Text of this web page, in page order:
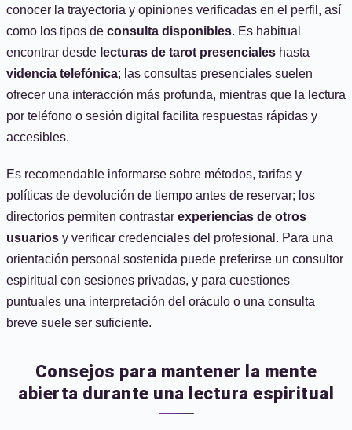
conocer la trayectoria y opiniones verificadas en el perfil, así
como los tipos de consulta disponibles. Es habitual
encontrar desde lecturas de tarot presenciales hasta
videncia telefónica; las consultas presenciales suelen
ofrecer una interacción más profunda, mientras que la lectura
por teléfono o sesión digital facilita respuestas rápidas y
accesibles.
Es recomendable informarse sobre métodos, tarifas y
políticas de devolución de tiempo antes de reservar; los
directorios permiten contrastar experiencias de otros
usuarios y verificar credenciales del profesional. Para una
orientación personal sostenida puede preferirse un consultor
espiritual con sesiones privadas, y para cuestiones
puntuales una interpretación del oráculo o una consulta
breve suele ser suficiente.
Consejos para mantener la mente
abierta durante una lectura espiritual